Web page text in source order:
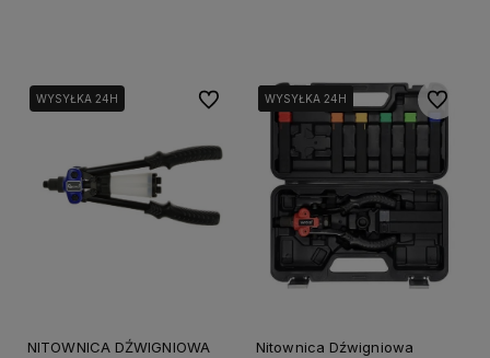
WYSYŁKA 24H
NITOWNICA DŹWIGNIOWA
Do ulubionychWYSYŁKA 24H
WYSYŁKA 24H
WYSYŁKA 24H
Nitownica Dźwigniowa
Do